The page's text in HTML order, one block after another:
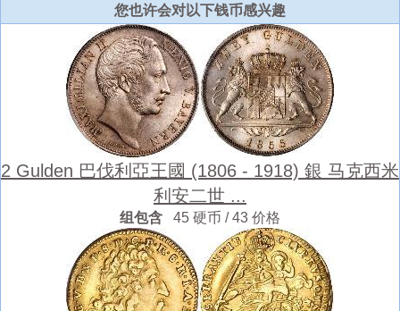
您也许会对以下钱币感兴趣
2 Gulden 巴伐利亞王國 (1806 - 1918) 銀 马克西米
利安二世 ...
组包含 45 硬币 / 43 价格